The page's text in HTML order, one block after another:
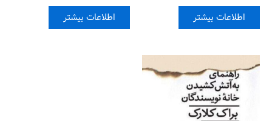
اطلاعات بیشتر اطلاعات بیشتر